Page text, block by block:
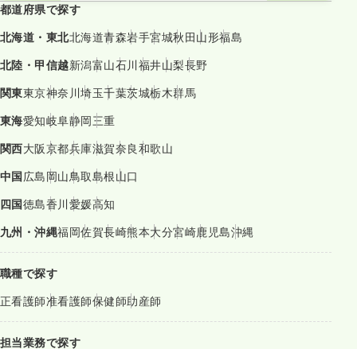
都道府県で探す
北海道・東北北海道青森岩手宮城秋田山形福島
北陸・甲信越新潟富山石川福井山梨長野
関東東京神奈川埼玉千葉茨城栃木群馬
東海愛知岐阜静岡三重
関西大阪京都兵庫滋賀奈良和歌山
中国広島岡山鳥取島根山口
四国徳島香川愛媛高知
九州・沖縄福岡佐賀長崎熊本大分宮崎鹿児島沖縄
職種で探す
正看護師准看護師保健師助産師
担当業務で探す